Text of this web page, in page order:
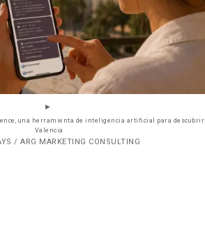
una herramienta de inteligencia artificial para descubrir
Valencia
/ ARG MARKETING CONSULTING